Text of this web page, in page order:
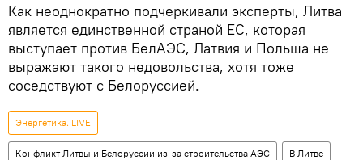
Как неоднократно подчеркивали эксперты, Литва
является единственной страной ЕС, которая
выступает против БелАЭС, Латвия и Польша не
выражают такого недовольства, хотя тоже
соседствуют с Белоруссией.
Энергетика. LIVE
Конфликт Литвы и Белоруссии из-за строительства АЭС В Литве